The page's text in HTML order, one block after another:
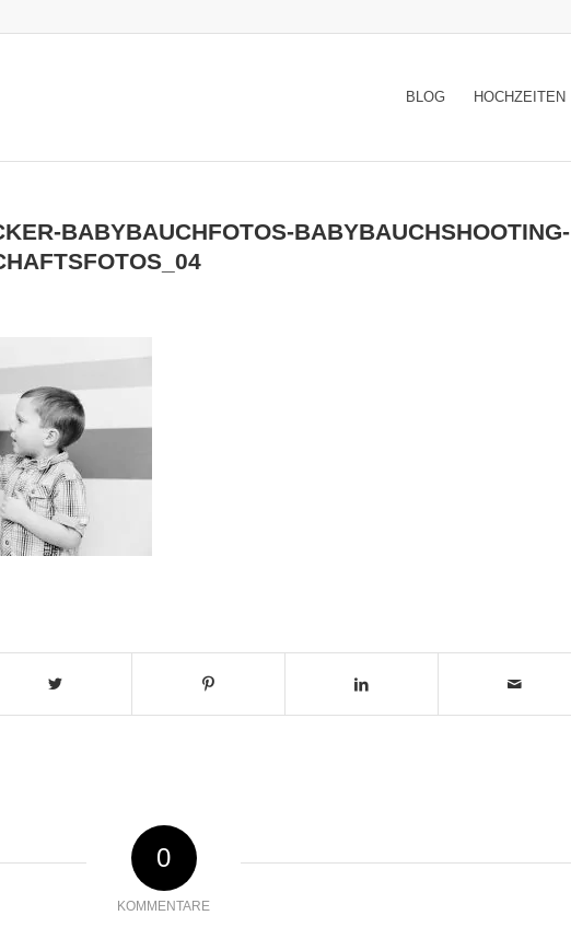
BLOG HOCHZEITEN
BABYBAUCHFOTOS-BABYBAUCHSHOOTING-
0
KOMMENTARE